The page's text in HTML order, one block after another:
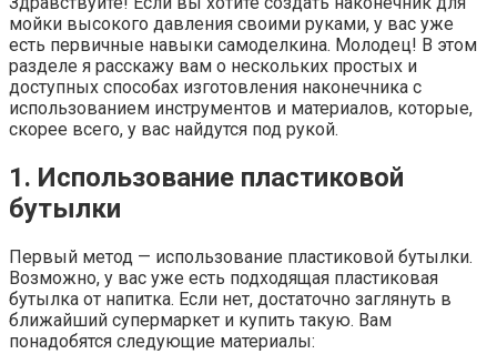
мойки высокого давления своими руками, у вас уже
есть первичные навыки самоделкина. Молодец! В этом
разделе я расскажу вам о нескольких простых и
доступных способах изготовления наконечника с
использованием инструментов и материалов, которые,
скорее всего, у вас найдутся под рукой.
1. Использование пластиковой
бутылки
Первый метод — использование пластиковой бутылки.
Возможно, у вас уже есть подходящая пластиковая
бутылка от напитка. Если нет, достаточно заглянуть в
ближайший супермаркет и купить такую. Вам
понадобятся следующие материалы: